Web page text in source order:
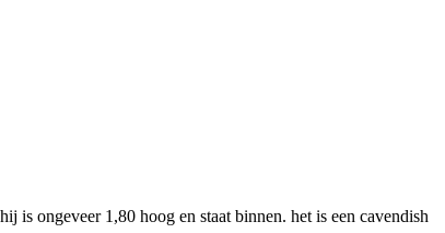
is ongeveer 1,80 hoog en staat binnen. het is een cavendish